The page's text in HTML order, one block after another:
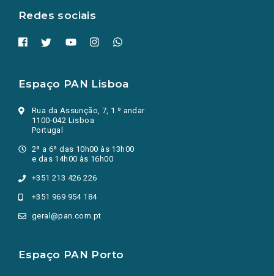
Redes sociais
Espaço PAN Lisboa
Rua da Assunção, 7, 1.º andar
1100-042 Lisboa
Portugal
2ª a 6ª das 10h00 às 13h00
e das 14h00 às 16h00
+351 213 426 226
+351 969 954 184
geral@pan.com.pt
Espaço PAN Porto